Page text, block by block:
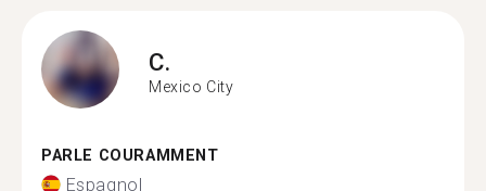
C.
Mexico City
PARLE COURAMMENT
Espagnol